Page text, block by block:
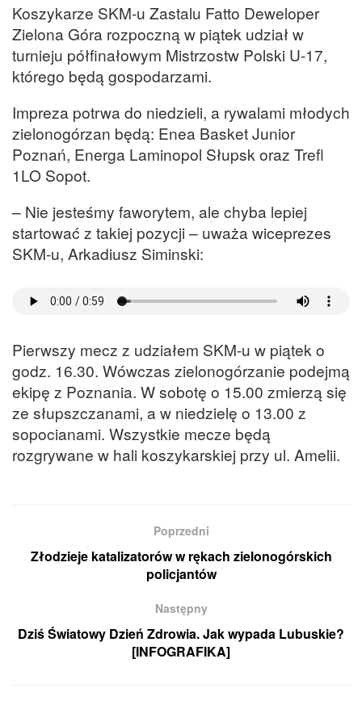
Koszykarze SKM-u Zastalu Fatto Deweloper
Zielona Góra rozpoczną w piątek udział w
turnieju półfinałowym Mistrzostw Polski U-17,
którego będą gospodarzami.
Impreza potrwa do niedzieli, a rywalami młodych
zielonogórzan będą: Enea Basket Junior
Poznań, Energa Laminopol Słupsk oraz Trefl
1LO Sopot.
– Nie jesteśmy faworytem, ale chyba lepiej
startować z takiej pozycji – uważa wiceprezes
SKM-u, Arkadiusz Siminski:
Pierwszy mecz z udziałem SKM-u w piątek o
godz. 16.30. Wówczas zielonogórzanie podejmą
ekipę z Poznania. W sobotę o 15.00 zmierzą się
ze słupszczanami, a w niedzielę o 13.00 z
sopocianami. Wszystkie mecze będą
rozgrywane w hali koszykarskiej przy ul. Amelii.
Poprzedni
Złodzieje katalizatorów w rękach zielonogórskich
policjantów
Następny
Dziś Światowy Dzień Zdrowia. Jak wypada Lubuskie?
[INFOGRAFIKA]